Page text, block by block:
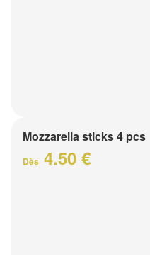
Mozzarella sticks 4 pcs
Dès 4.50 €